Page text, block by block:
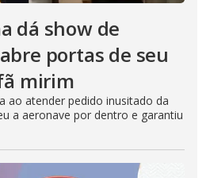
dá show de
portas de seu
mirim
ao atender pedido inusitado da
a aeronave por dentro e garantiu